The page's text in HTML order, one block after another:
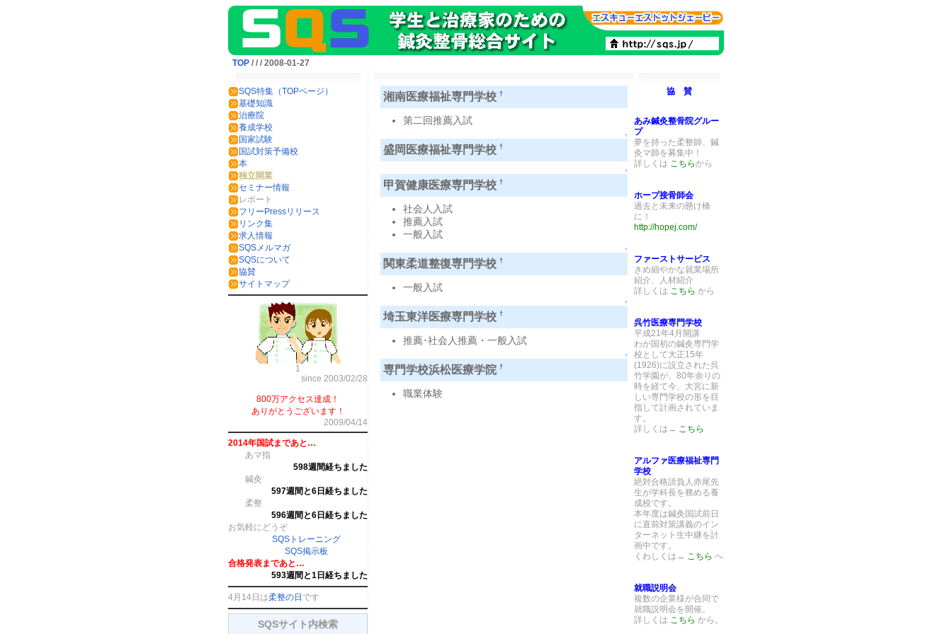
TOP / / / 2008-01-27
SQS特集（TOPページ）
基礎知識
治療院
養成学校
国家試験
国試対策予備校
本
独立開業
セミナー情報
レポート
フリーPressリリース
リンク集
求人情報
SQSメルマガ
SQSについて
協賛
サイトマップ
1
since 2003/02/28
800万アクセス達成！
ありがとうございます！
2009/04/14
2014年国試まであと…
あマ指
598週間経ちました
鍼灸
597週間と6日経ちました
柔整
596週間と6日経ちました
お気軽にどうぞ
SQSトレーニング
SQS掲示板
合格発表まであと…
593週間と1日経ちました
4月14日は柔整の日 です
SQSサイト内検索
湘南医療福祉専門学校†
第二回推薦入試
↑
盛岡医療福祉専門学校†
↑
甲賀健康医療専門学校†
社会人入試
推薦入試
一般入試
↑
関東柔道整復専門学校†
一般入試
↑
埼玉東洋医療専門学校†
推薦･社会人推薦・一般入試
↑
専門学校浜松医療学院†
職業体験
協 賛
あみ鍼灸整骨院グルー
プ
夢を持った柔整師、鍼
灸マ師を募集中！
詳しくは こちらから
ホープ接骨師会
過去と未来の懸け橋
に！
http://hopej.com/
ファーストサービス
きめ細やかな就業場所
紹介、人材紹介
詳しくは こちら から
呉竹医療専門学校
平成21年4月開講
わが国初の鍼灸専門学
校として大正15年
(1926)に設立された呉
竹学園が、80年余りの
時を経て今、大宮に新
しい専門学校の形を目
指して計画されていま
す。
詳しくは→ こちら
アルファ医療福祉専門
学校
絶対合格請負人赤尾先
生が学科長を務める養
成校です。
本年度は鍼灸国試前日
に直前対策講義のイン
ターネット生中継を計
画中です。
くわしくは→ こちら へ
就職説明会
複数の企業様が合同で
就職説明会を開催。
詳しくは こちら から。